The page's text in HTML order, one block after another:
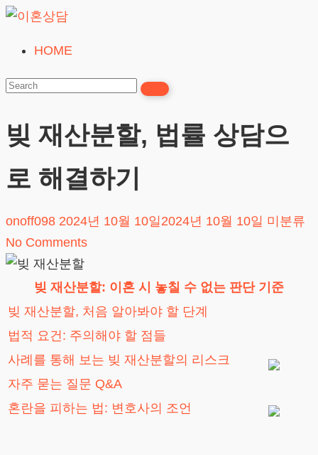
Skip
content
혼
담
24시간365일
HOME
빚 재산분할, 법률 상담으
로 해결하기
onoff098 2024년 10월 10일 2024년 10월 10일 미분류
No Comments
빚 재산분할: 이혼 시 놓칠 수 없는 판단 기준
빚 재산분할, 처음 알아봐야 할 단계
법적 요건: 주의해야 할 점들
사례를 통해 보는 빚 재산분할의 리스크
자주 묻는 질문 Q&A
혼란을 피하는 법: 변호사의 조언